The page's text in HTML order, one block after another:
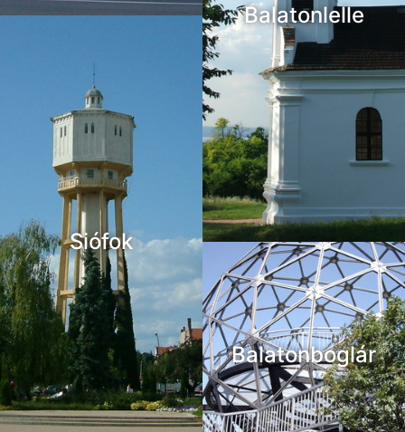
Siófok
Balatonboglár
Balatonlelle